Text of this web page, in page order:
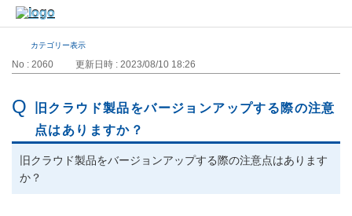
カテゴリー表示
No : 2060 更新日時 : 2023/08/10 18:26
旧クラウド製品をバージョンアップする際の注意
点はありますか？
旧クラウド製品をバージョンアップする際の注意点はあります
か？